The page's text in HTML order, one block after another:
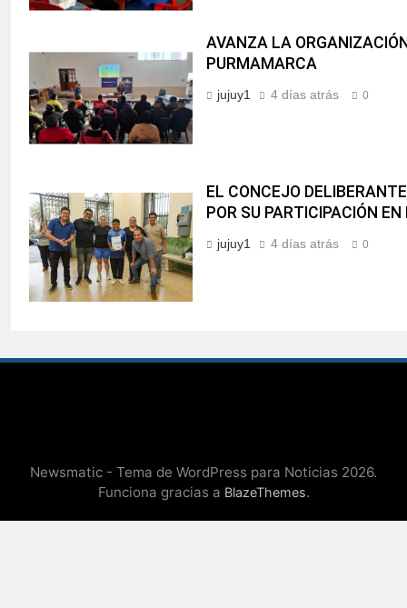
AVANZA LA
PURMAMARCA
jujuy1 4 días atrás 0
EL CONCEJO
POR SU PARTICIPACIÓN
jujuy1 4 días atrás 0
Newsmatic - Tema de WordPress para Noticias 2026.
Funciona gracias a BlazeThemes.